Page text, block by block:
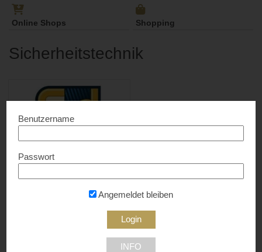
Online Shops Shopping
Sicherheitstechnik
Benutzername
Passwort
Angemeldet bleiben
INFO